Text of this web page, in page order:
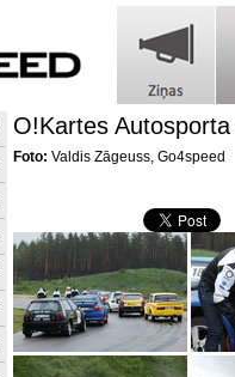
O!Kartes
Foto: Valdis Zāgeuss, Go4speed